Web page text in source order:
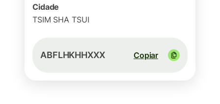
Cidade
TSIM SHA TSUI
ABFLHKHHXXX Copiar